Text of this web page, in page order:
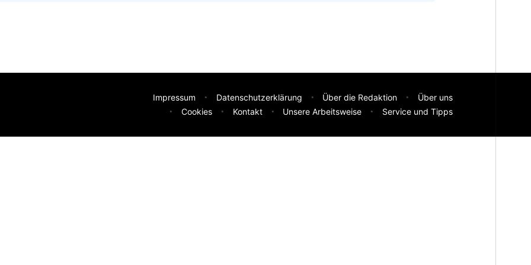
Impressum Datenschutzerklärung Über die Redaktion
Über uns
Cookies
Kontakt Unsere Arbeitsweise Service und Tipps